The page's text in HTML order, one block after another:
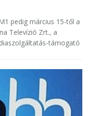
pedig március 15-től a
Televízió Zrt., a
támogató